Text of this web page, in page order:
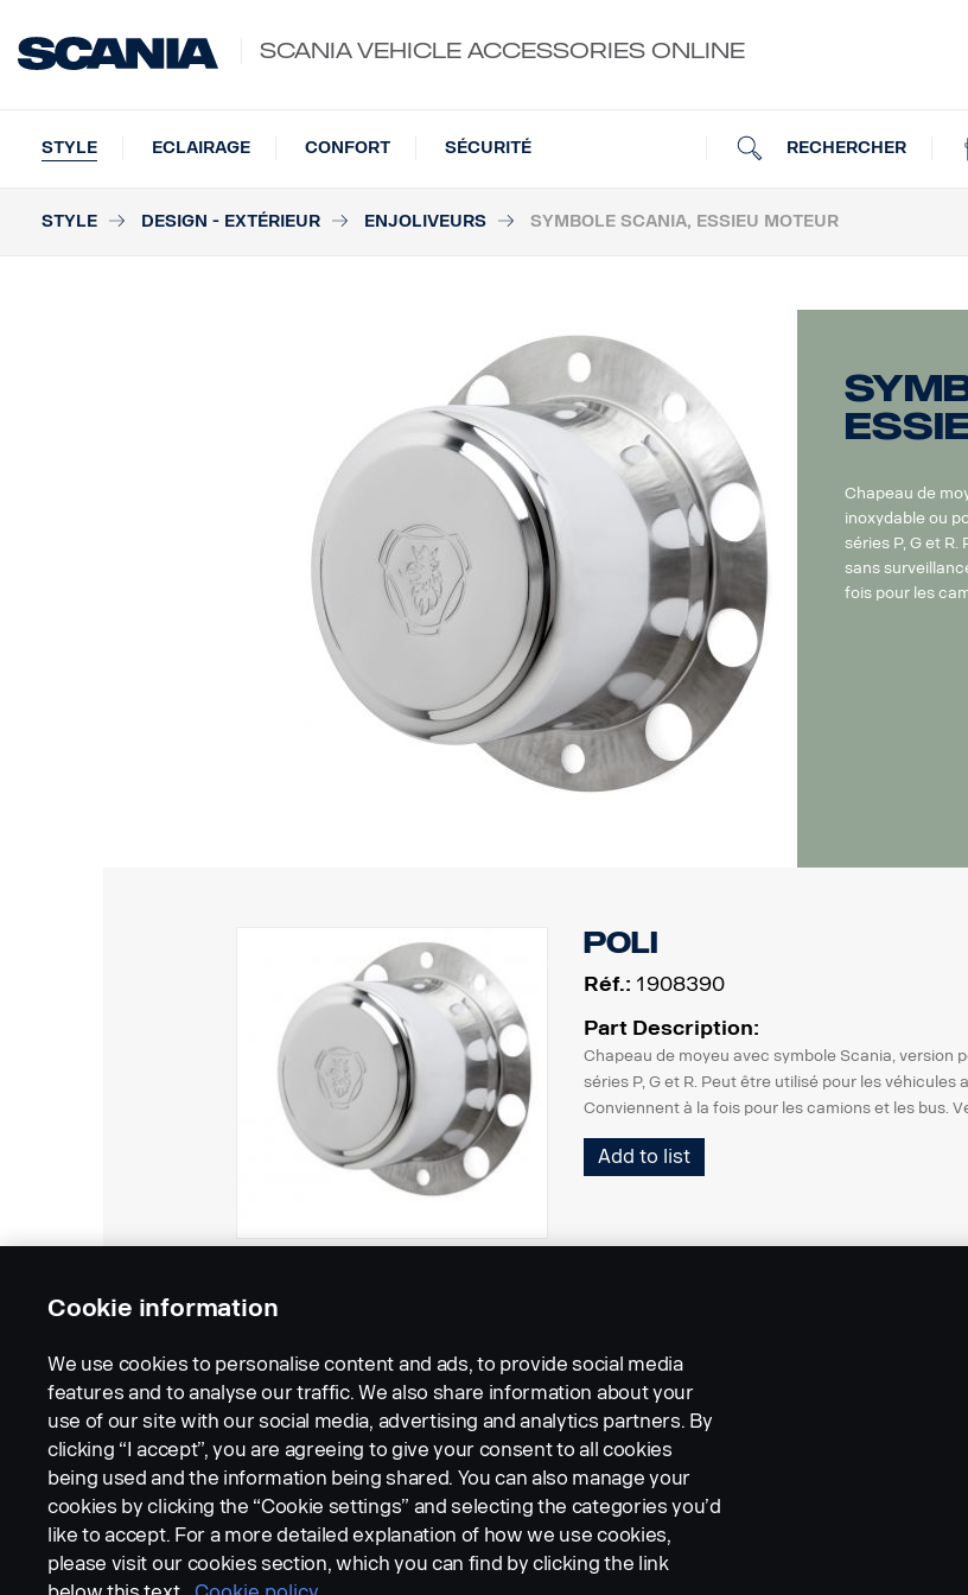
SCANIA VEHICLE ACCESSORIES ONLINE
RECHERCHER
STYLE ECLAIRAGE CONFORT SÉCURITÉ
STYLE DESIGN - EXTÉRIEUR ENJOLIVEURS SYMBOLE SCANIA, ESSIEU MOTEUR
Chapeau de
inoxydable ou
séries P, G et
sans
fois pour les
Poli
Réf.: 1908390
Part Description:
Chapeau de moyeu avec symbole Scania, version
séries P, G et R. Peut être utilisé pour les
Conviennent à la fois pour les camions et les bus.
Add to list
LEGAL NOTICE COOKIES PRIVACY STATEMENT
Cookie information
We use cookies to personalise content and ads, to provide social media
features and to analyse our traffic. We also share information about your
use of our site with our social media, advertising and analytics partners. By
clicking “I accept”, you are agreeing to give your consent to all cookies
being used and the information being shared. You can also manage your
cookies by clicking the “Cookie settings” and selecting the categories you’d
like to accept. For a more detailed explanation of how we use cookies,
please visit our cookies section, which you can find by clicking the link